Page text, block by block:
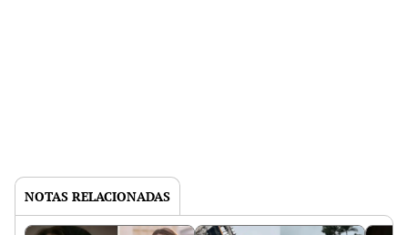
NOTAS RELACIONADAS